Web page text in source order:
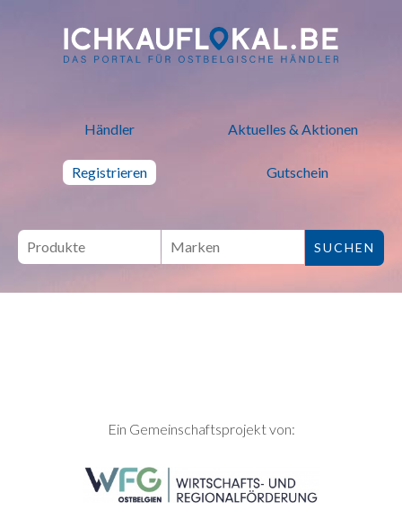
ich kauf lokal - Bei lokalen
Händler Aktuelles & Aktionen
Registrieren Gutschein
SEITENFUSSEin Gemeinschaftsprojekt von: